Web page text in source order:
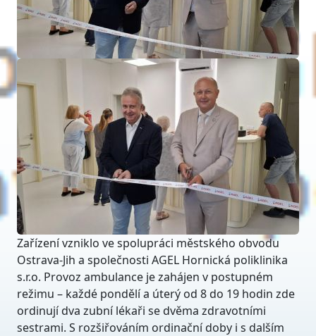
Zařízení vzniklo ve spolupráci městského obvodu
Ostrava-Jih a společnosti AGEL Hornická poliklinika
s.r.o. Provoz ambulance je zahájen v postupném
režimu – každé pondělí a úterý od 8 do 19 hodin zde
ordinují dva zubní lékaři se dvěma zdravotními
sestrami. S rozšiřováním ordinační doby i s dalším